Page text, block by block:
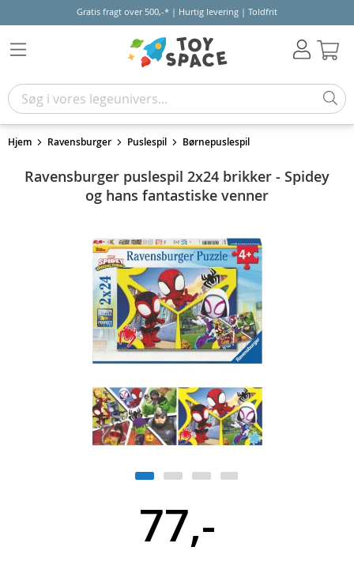
Gratis fragt over 500,-* | Hurtig levering | Toldfrit
Hjem Ravensburger Puslespil Børnepuslespil
Ravensburger puslespil 2x24 brikker - Spidey
og hans fantastiske venner
77,-